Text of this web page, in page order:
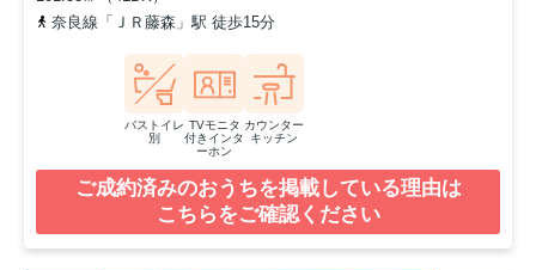
奈良線「ＪＲ藤森」駅 徒歩15分
バストイレ
別
TVモニタ
付きインタ
ーホン
カウンター
キッチン
ご成約済みのおうちを掲載している理由は
こちらをご確認ください